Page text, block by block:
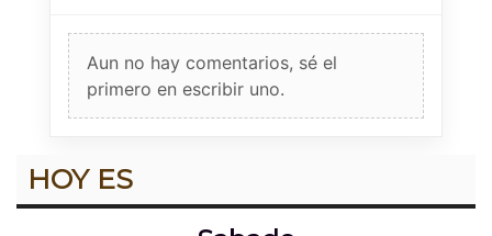
Aun no hay comentarios, sé el
primero en escribir uno.
HOY ES